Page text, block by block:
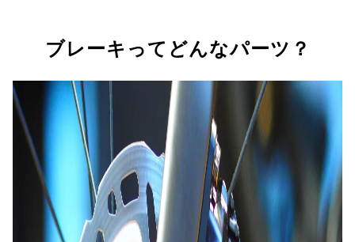
ブレーキってどんなパーツ？